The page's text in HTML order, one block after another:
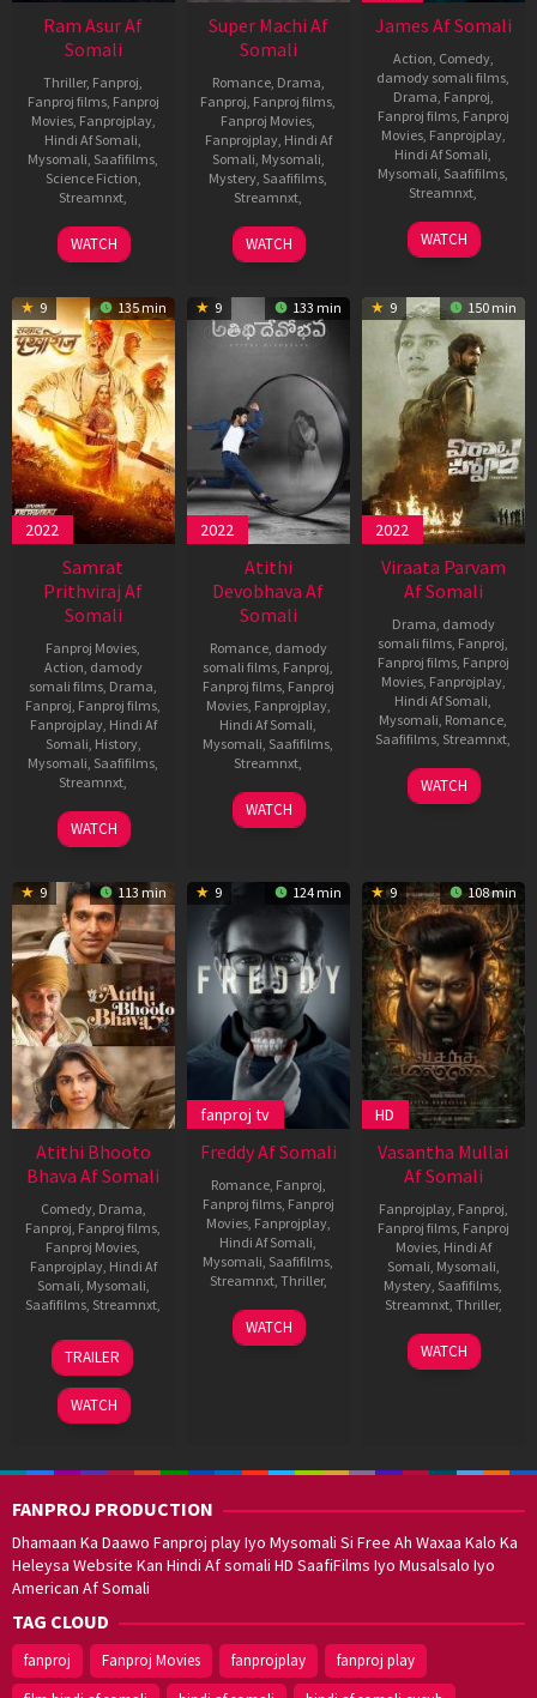
Ram Asur Af
Somali
Thriller, Fanproj
Fanproj films, Fanproj
Movies, Fanprojplay,
Hindi Af Somali
Mysomali Saafifilms
Science Fiction
Streamnxt
18
Nov
Triparna
Venkatesh
WATCH
Super Machi Af
Somali
Romance, Drama
Fanproj Fanproj films
Fanproj Movies
Fanprojplay, Hindi Af
Somali Mysomali
Mystery Saafifilms
Streamnxt
13
Jan
Puli
Vasu
WATCH
James Af Somali
Action Comedy,
damody somali films
Drama Fanproj
Fanproj films, Fanproj
Movies, Fanprojplay,
Hindi Af Somali
Mysomali Saafifilms
Streamnxt
17
Mar
Chethan
Kumar
WATCH
9 135 min
2022
Samrat
Prithviraj Af
Somali
Fanproj Movies
Action damody
somali films Drama
Fanproj Fanproj films
Fanprojplay, Hindi Af
Somali History,
Mysomali Saafifilms
Streamnxt
3
Jun
Dr.
Chandraprakash
WATCH
9 133 min
2022
Atithi
Devobhava Af
Somali
Romance, damody
somali films Fanproj
Fanproj films, Fanproj
Movies, Fanprojplay,
Hindi Af Somali
Mysomali Saafifilms
Streamnxt
7
Jan
Polimera
Nageshwar
WATCH
9 150 min
2022
Viraata Parvam
Af Somali
Drama damody
somali films Fanproj
Fanproj films, Fanproj
Movies, Fanprojplay,
Hindi Af Somali
Mysomali Romance
Saafifilms Streamnxt
17
Jun
Venu
Udugula
WATCH
9 113 min
Atithi Bhooto
Bhava Af Somali
Comedy, Drama
Fanproj Fanproj films
Fanproj Movies
Fanprojplay, Hindi Af
Somali Mysomali
Saafifilms Streamnxt
23
Sep
2022
Hardik
Gajjar
TRAILER
WATCH
9 124 min
fanproj tv
Freddy Af Somali
Romance, Fanproj
Fanproj films, Fanproj
Movies, Fanprojplay,
Hindi Af Somali
Mysomali Saafifilms
Streamnxt, Thriller,
2
Dec
Shashanka
Ghosh
WATCH
9 108 min
HD
Vasantha Mullai
Af Somali
Fanprojplay, Fanproj
Fanproj films, Fanproj
Movies, Hindi Af
Somali Mysomali
Mystery Saafifilms
Streamnxt, Thriller,
10
Feb
Ramanan
WATCH
FANPROJ PRODUCTION
Dhamaan Ka Daawo Fanproj play Iyo Mysomali Si Free Ah Waxaa Kalo Ka
Heleysa Website Kan Hindi Af somali HD SaafiFilms Iyo Musalsalo Iyo
American Af Somali
TAG CLOUD
fanproj Fanproj Movies fanprojplay
fanproj play